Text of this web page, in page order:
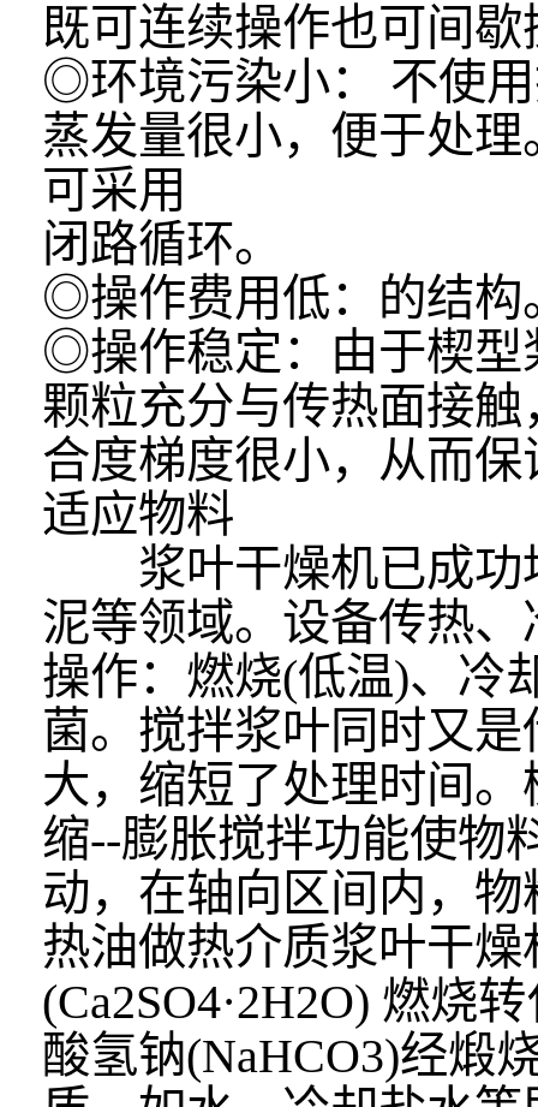
既可连续操作也可间
◎环境污染小： 不使
蒸发量很小，便于处
可采用
闭路循环。
◎操作费用低：的结
◎操作稳定：由于楔型
颗粒充分与传热面接
合度梯度很小，从而
适应物料
浆叶干燥机已成功
泥等领域。设备传热
操作：燃烧(低温)、冷
菌。搅拌浆叶同时又
大，缩短了处理时间
缩--膨胀搅拌功能使物
动，在轴向区间内，
热油做热介质浆叶干
(Ca2SO4·2H2O) 燃烧
酸氢钠(NaHCO3)经煅